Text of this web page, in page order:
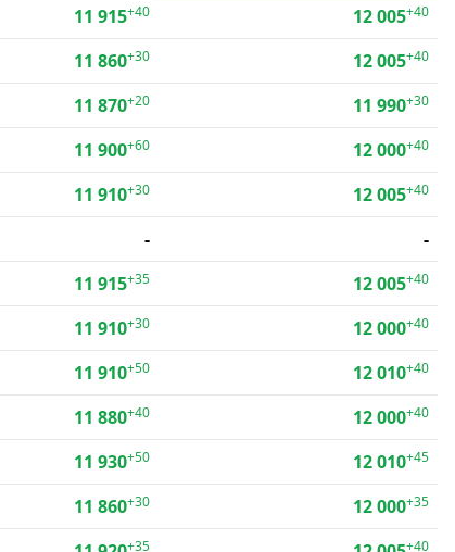
11 915+40 12 005+40
11 860+30 12 005+40
11 870+20 11 990+30
11 900+60 12 000+40
11 910+30 12 005+40
-
-
11 915+35 12 005+40
11 910+30 12 000+40
11 910+50 12 010+40
11 880+40 12 000+40
11 930+50 12 010+45
11 860+30 12 000+35
+35 +40